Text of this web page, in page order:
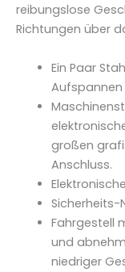
y
reibungslose
Richtungen über
Ein Paar
Aufspannen
großen
Anschluss.
Sicherheits-
Fahrgestell
und
niedriger